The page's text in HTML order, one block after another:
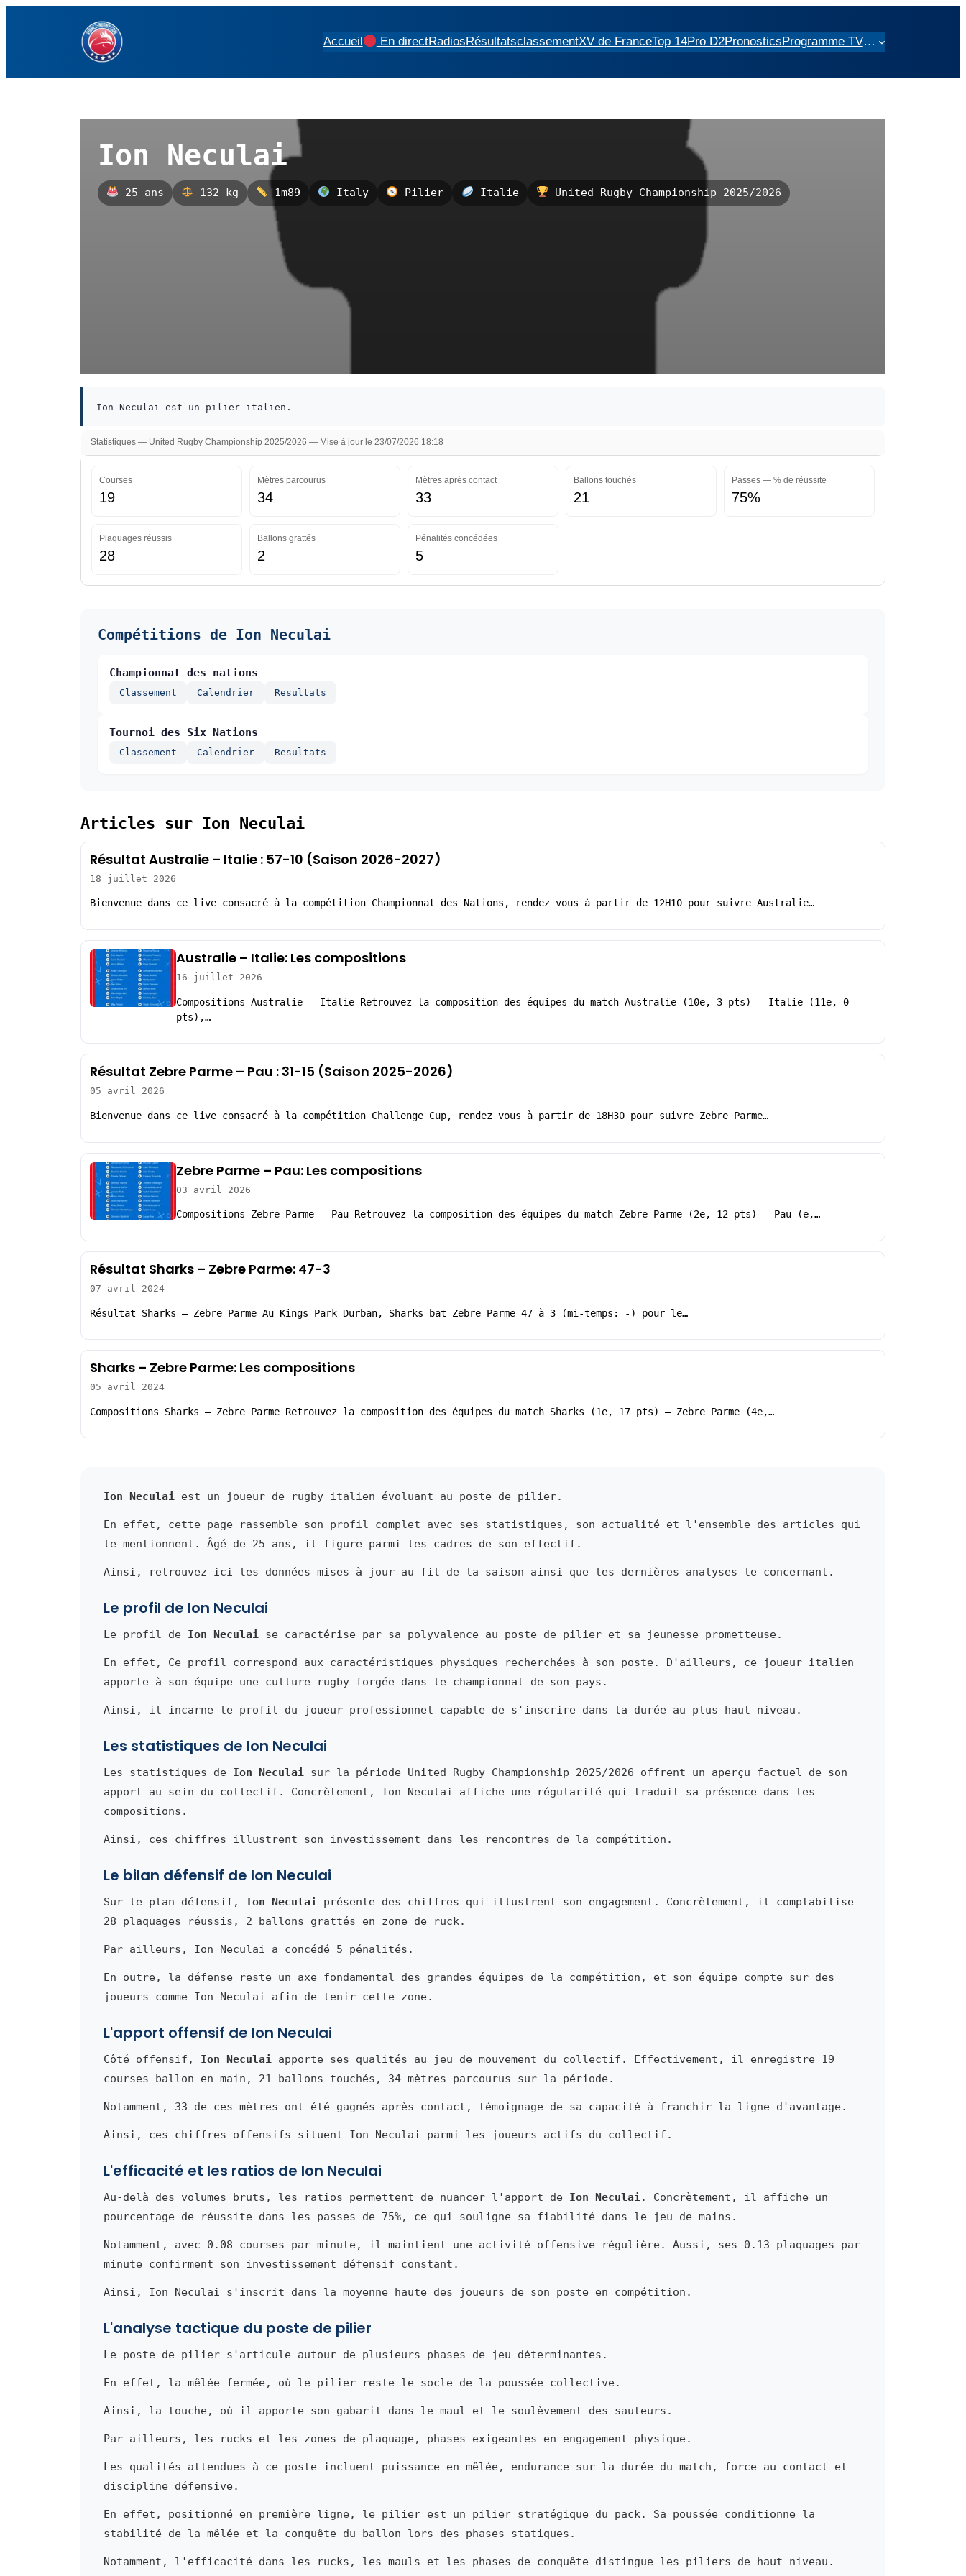
Accueil En directRadiosRésultatsclassementXV de FranceTop 14Pro D2PronosticsProgramme TV…
Ion Neculai
25 ans 132 kg 1m89 Italy Pilier Italie United Rugby Championship 2025/2026
Ion Neculai est un pilier italien.
Statistiques — United Rugby Championship 2025/2026 — Mise à jour le 23/07/2026 18:18
Courses
19
Mètres parcourus
34
Mètres après contact
33
Ballons touchés
21
Passes — % de réussite
75%
Plaquages réussis
28
Ballons grattés
2
Pénalités concédées
5
Compétitions de Ion Neculai
Championnat des nations
Classement Calendrier Resultats
Tournoi des Six Nations
Classement Calendrier Resultats
Articles sur Ion Neculai
Résultat Australie – Italie : 57-10 (Saison 2026-2027)
18 juillet 2026
Bienvenue dans ce live consacré à la compétition Championnat des Nations, rendez vous à partir de 12H10 pour suivre Australie…
Australie – Italie: Les compositions
16 juillet 2026
Compositions Australie – Italie Retrouvez la composition des équipes du match Australie (10e, 3 pts) – Italie (11e, 0
pts),…
Résultat Zebre Parme – Pau : 31-15 (Saison 2025-2026)
05 avril 2026
Bienvenue dans ce live consacré à la compétition Challenge Cup, rendez vous à partir de 18H30 pour suivre Zebre Parme…
Zebre Parme – Pau: Les compositions
03 avril 2026
Compositions Zebre Parme – Pau Retrouvez la composition des équipes du match Zebre Parme (2e, 12 pts) – Pau (e,…
Résultat Sharks – Zebre Parme: 47-3
07 avril 2024
Résultat Sharks – Zebre Parme Au Kings Park Durban, Sharks bat Zebre Parme 47 à 3 (mi-temps: -) pour le…
Sharks – Zebre Parme: Les compositions
05 avril 2024
Compositions Sharks – Zebre Parme Retrouvez la composition des équipes du match Sharks (1e, 17 pts) – Zebre Parme (4e,…
Ion Neculai est un joueur de rugby italien évoluant au poste de pilier.
En effet, cette page rassemble son profil complet avec ses statistiques, son actualité et l'ensemble des articles qui
le mentionnent. Âgé de 25 ans, il figure parmi les cadres de son effectif.
Ainsi, retrouvez ici les données mises à jour au fil de la saison ainsi que les dernières analyses le concernant.
Le profil de Ion Neculai
Le profil de Ion Neculai se caractérise par sa polyvalence au poste de pilier et sa jeunesse prometteuse.
En effet, Ce profil correspond aux caractéristiques physiques recherchées à son poste. D'ailleurs, ce joueur italien
apporte à son équipe une culture rugby forgée dans le championnat de son pays.
Ainsi, il incarne le profil du joueur professionnel capable de s'inscrire dans la durée au plus haut niveau.
Les statistiques de Ion Neculai
Les statistiques de Ion Neculai sur la période United Rugby Championship 2025/2026 offrent un aperçu factuel de son
apport au sein du collectif. Concrètement, Ion Neculai affiche une régularité qui traduit sa présence dans les
compositions.
Ainsi, ces chiffres illustrent son investissement dans les rencontres de la compétition.
Le bilan défensif de Ion Neculai
Sur le plan défensif, Ion Neculai présente des chiffres qui illustrent son engagement. Concrètement, il comptabilise
28 plaquages réussis, 2 ballons grattés en zone de ruck.
Par ailleurs, Ion Neculai a concédé 5 pénalités.
En outre, la défense reste un axe fondamental des grandes équipes de la compétition, et son équipe compte sur des
joueurs comme Ion Neculai afin de tenir cette zone.
L'apport offensif de Ion Neculai
Côté offensif, Ion Neculai apporte ses qualités au jeu de mouvement du collectif. Effectivement, il enregistre 19
courses ballon en main, 21 ballons touchés, 34 mètres parcourus sur la période.
Notamment, 33 de ces mètres ont été gagnés après contact, témoignage de sa capacité à franchir la ligne d'avantage.
Ainsi, ces chiffres offensifs situent Ion Neculai parmi les joueurs actifs du collectif.
L'efficacité et les ratios de Ion Neculai
Au-delà des volumes bruts, les ratios permettent de nuancer l'apport de Ion Neculai. Concrètement, il affiche un
pourcentage de réussite dans les passes de 75%, ce qui souligne sa fiabilité dans le jeu de mains.
Notamment, avec 0.08 courses par minute, il maintient une activité offensive régulière. Aussi, ses 0.13 plaquages par
minute confirment son investissement défensif constant.
Ainsi, Ion Neculai s'inscrit dans la moyenne haute des joueurs de son poste en compétition.
L'analyse tactique du poste de pilier
Le poste de pilier s'articule autour de plusieurs phases de jeu déterminantes.
En effet, la mêlée fermée, où le pilier reste le socle de la poussée collective.
Ainsi, la touche, où il apporte son gabarit dans le maul et le soulèvement des sauteurs.
Par ailleurs, les rucks et les zones de plaquage, phases exigeantes en engagement physique.
Les qualités attendues à ce poste incluent puissance en mêlée, endurance sur la durée du match, force au contact et
discipline défensive.
En effet, positionné en première ligne, le pilier est un pilier stratégique du pack. Sa poussée conditionne la
stabilité de la mêlée et la conquête du ballon lors des phases statiques.
Notamment, l'efficacité dans les rucks, les mauls et les phases de conquête distingue les piliers de haut niveau.